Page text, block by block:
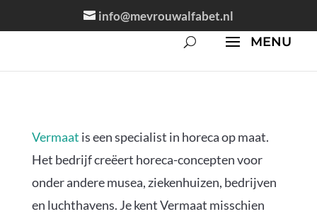
info@mevrouwalfabet.nl
Vermaat is een specialist in horeca op maat.
Het bedrijf creëert horeca-concepten voor
onder andere musea, ziekenhuizen, bedrijven
en luchthavens. Je kent Vermaat misschien